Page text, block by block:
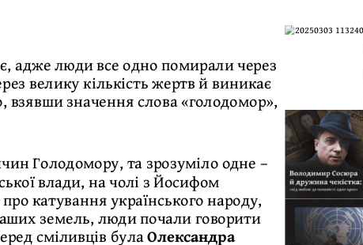
адже люди все одно помирали через
велику кількість жертв й виникає
значення слова «голодомор»,
Голодомору, та зрозуміло одне –
влади, на чолі з Йосифом
катування українського народу,
земель, люди почали говорити
сміливців булаОлександра